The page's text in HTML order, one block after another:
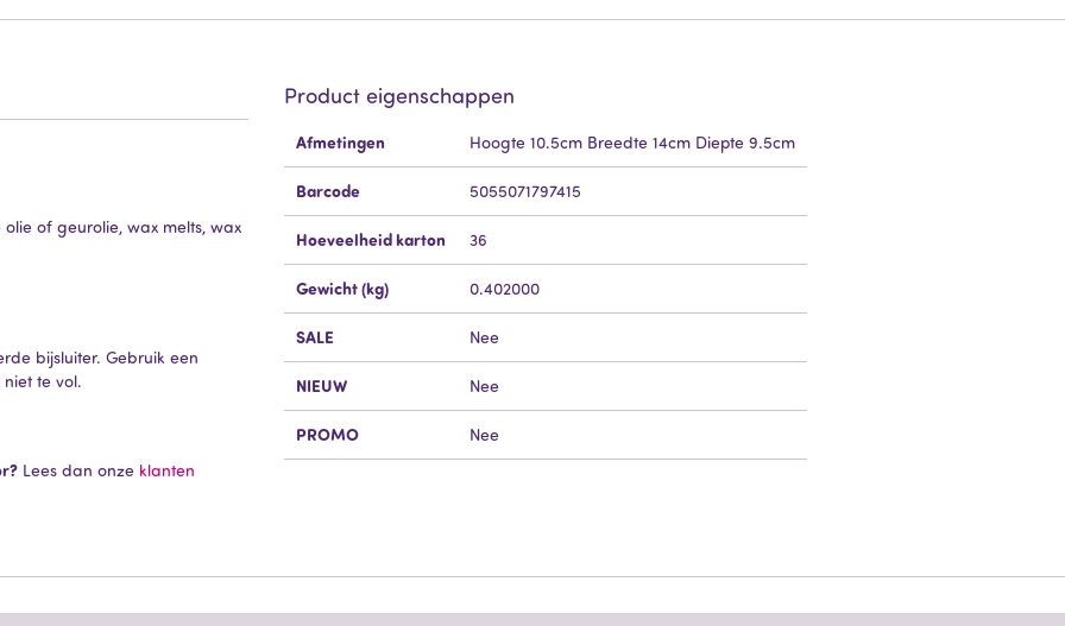
of geurolie, wax melts, wax
bijsluiter. Gebruik een
te vol.
Lees dan onze klanten
Product eigenschappen
informatie
Afmetingen Hoogte 10.5cm Breedte 14cm Diepte 9.5cm
Barcode 5055071797415
Hoeveelheid karton 36
Gewicht (kg) 0.402000
SALE Nee
NIEUW Nee
PROMO Nee